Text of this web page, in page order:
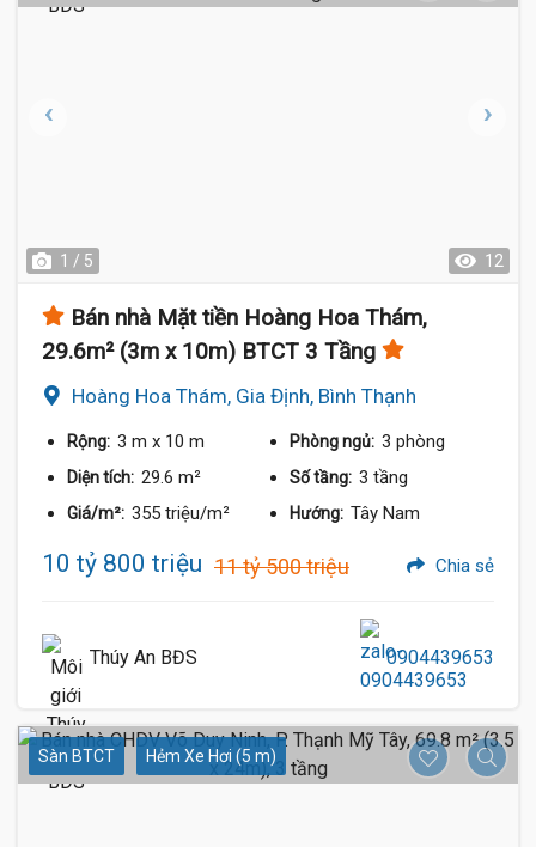
1 / 5 12
Bán nhà Mặt tiền Hoàng Hoa Thám,
29.6m² (3m x 10m) BTCT 3 Tầng
Hoàng Hoa Thám, Gia Định, Bình Thạnh
Rộng: 3 m x 10 m Phòng ngủ: 3 phòng
Diện tích: 29.6 m² Số tầng: 3 tầng
Giá/m²: 355 triệu/m² Hướng: Tây Nam
10 tỷ 800 triệu 11 tỷ 500 triệu Chia sẻ
Thúy An BĐS 0904439653
Sàn BTCT Hẻm Xe Hơi (5 m)